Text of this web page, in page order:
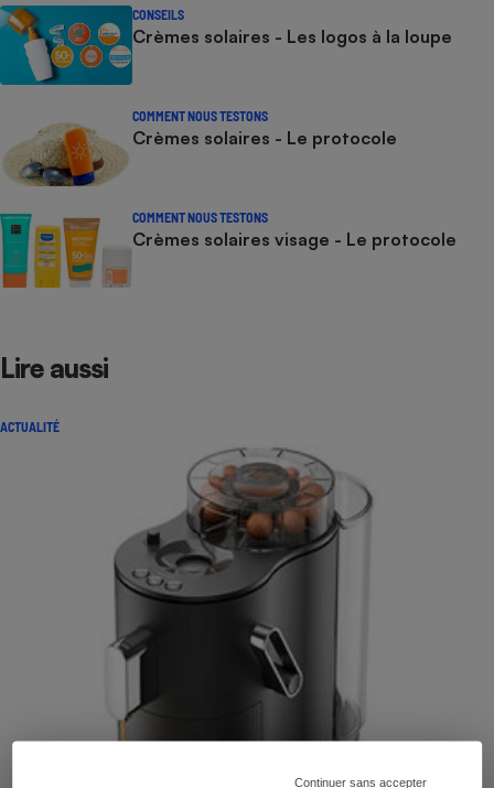
Continuer sans accepter
CONSEILS
Crèmes solaires - Les logos à la loupe
COMMENT NOUS TESTONS
Crèmes solaires - Le protocole
COMMENT NOUS TESTONS
Crèmes solaires visage - Le protocole
Lire aussi
ACTUALITÉ